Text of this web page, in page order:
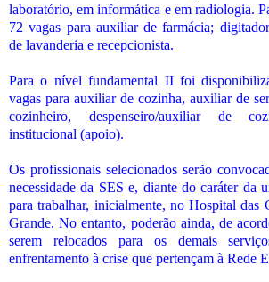
laboratório, em informática e em radiologia.
72 vagas para auxiliar de farmácia;
de lavanderia e recepcionista.
Para o nível fundamental II foi
vagas para auxiliar de cozinha, auxiliar de
cozinheiro, despenseiro/auxiliar de
institucional (apoio).
Os profissionais selecionados serão
necessidade da SES e, diante do caráter da
para trabalhar, inicialmente, no Hospital das
Grande. No entanto, poderão ainda, de
serem relocados para os demais
enfrentamento à crise que pertençam à Rede